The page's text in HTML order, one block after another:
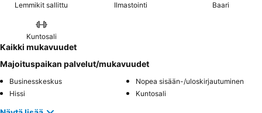
Lemmikit sallittu Ilmastointi Baari
Kuntosali
Kaikki mukavuudet
Majoituspaikan palvelut/mukavuudet
Businesskeskus
Nopea sisään-/uloskirjautuminen
Hissi
Kuntosali